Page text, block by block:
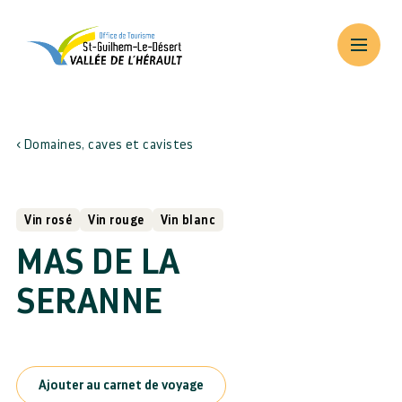
Domaines, caves et cavistes
Vin rosé Vin rouge Vin blanc
MAS DE LA
SERANNE
Ajouter au carnet de voyage